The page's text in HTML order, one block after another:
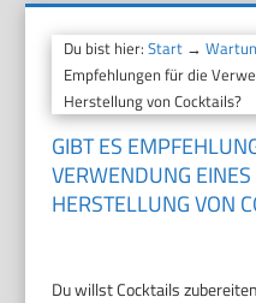
Du bist hier:Start →
Empfehlungen für die
Herstellung von Cocktails?
GIBT ES
VERWENDUNG
HERSTELLUNG VON
Du willst Cocktails